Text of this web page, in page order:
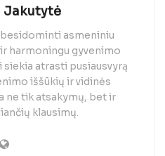
Jakutytė
asmeniniu
harmoningu gyvenimo
atrasti pusiausvyrą
iššūkių ir vidinės
ne tik atsakymų, bet ir
klausimų.